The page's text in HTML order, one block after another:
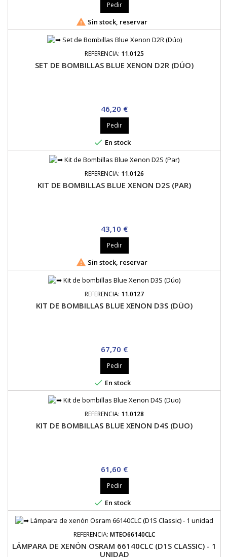
Pedir
 Sin stock, reservar
REFERENCIA: 11.0125
SET DE BOMBILLAS BLUE XENON D2R (DÚO)
Precio
46,20 €
Pedir
 En stock
REFERENCIA: 11.0126
KIT DE BOMBILLAS BLUE XENON D2S (PAR)
Precio
43,10 €
Pedir
 Sin stock, reservar
REFERENCIA: 11.0127
KIT DE BOMBILLAS BLUE XENON D3S (DÚO)
Precio
67,70 €
Pedir
 En stock
REFERENCIA: 11.0128
KIT DE BOMBILLAS BLUE XENON D4S (DUO)
Precio
61,60 €
Pedir
 En stock
REFERENCIA: MTEO66140CLC
LÁMPARA DE XENÓN OSRAM 66140CLC (D1S CLASSIC) - 1
UNIDAD